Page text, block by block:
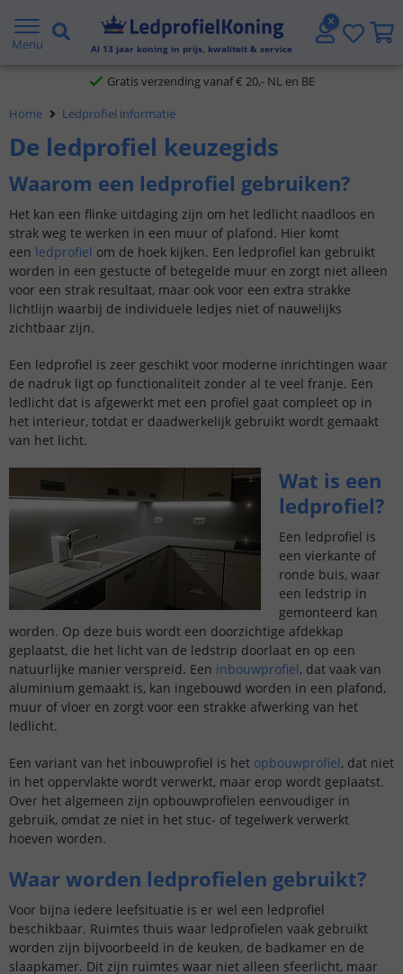
Menu Al 13 jaar koning in prijs, kwaliteit & service
5 jaar garantie
Gratis verzending vanaf € 20,- NL en BE
Klantbeoordeling 9.1
morgen in huis
Home Ledprofiel informatie
De ledprofiel keuzegids
Waarom een ledprofiel gebruiken?
Het kan een flinke uitdaging zijn om het ledlicht naadloos en
strak weg te werken in een muur of plafond. Hier komt
een ledprofiel om de hoek kijken. Een ledprofiel kan gebruikt
worden in een gestucte of betegelde muur en zorgt niet alleen
voor een strak resultaat, maar ook voor een extra strakke
lichtlijn waarbij de individuele ledjes niet of nauwelijks
zichtbaar zijn.
Een ledprofiel is zeer geschikt voor moderne inrichtingen waar
de nadruk ligt op functionaliteit zonder al te veel franje. Een
ledlicht dat is afgewerkt met een profiel gaat compleet op in
het interieur, totdat er daadwerkelijk gebruikt wordt gemaakt
van het licht.
Wat is een
ledprofiel?
Een ledprofiel is
een vierkante of
ronde buis, waar
een ledstrip in
gemonteerd kan
worden. Op deze buis wordt een doorzichtige afdekkap
geplaatst, die het licht van de ledstrip doorlaat en op een
natuurlijke manier verspreid. Een inbouwprofiel, dat vaak van
aluminium gemaakt is, kan ingebouwd worden in een plafond,
muur of vloer en zorgt voor een strakke afwerking van het
ledlicht.
Een variant van het inbouwprofiel is het opbouwprofiel, dat niet
in het oppervlakte wordt verwerkt, maar erop wordt geplaatst.
Over het algemeen zijn opbouwprofielen eenvoudiger in
gebruik, omdat ze niet in het stuc- of tegelwerk verwerkt
hoeven worden.
Waar worden ledprofielen gebruikt?
Voor bijna iedere leefsituatie is er wel een ledprofiel
beschikbaar. Ruimtes thuis waar ledprofielen vaak gebruikt
worden zijn bijvoorbeeld in de keuken, de badkamer en de
slaapkamer. Dit zijn ruimtes waar niet alleen sfeerlicht, maar